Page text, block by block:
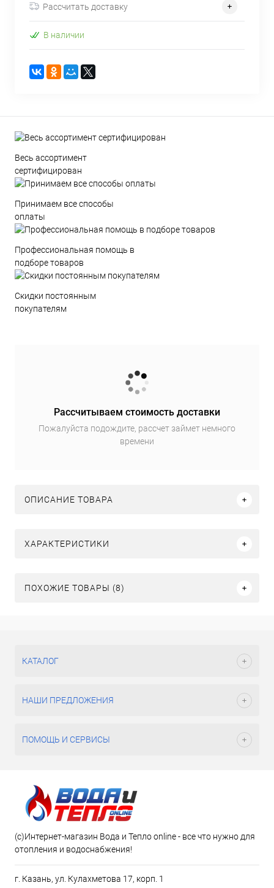
Рассчитать доставку
В наличии
Весь ассортимент
сертифицирован
Принимаем все способы
оплаты
Профессиональная помощь в
подборе товаров
Скидки постоянным
покупателям
Рассчитываем стоимость доставки
Пожалуйста подождите, рассчет займет немного
времени
ОПИСАНИЕ ТОВАРА
ХАРАКТЕРИСТИКИ
ПОХОЖИЕ ТОВАРЫ (8)
КАТАЛОГ
НАШИ ПРЕДЛОЖЕНИЯ
ПОМОЩЬ И СЕРВИСЫ
(c)Интернет-магазин Вода и Тепло online - все что нужно для
отопления и водоснабжения!
г. Казань, ул. Кулахметова 17, корп. 1